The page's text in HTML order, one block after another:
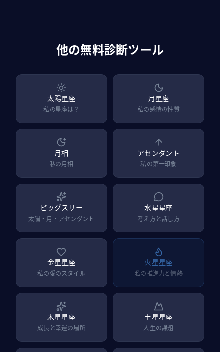
他の無料診断ツール
太陽星座
私の星座は？
月星座
私の感情の性質
月相
私の月相
アセンダント
私の第一印象
ビッグスリー
太陽・月・アセンダント
水星星座
考え方と話し方
金星星座
私の愛のスタイル
火星星座
私の推進力と情熱
木星星座
成長と幸運の場所
土星星座
人生の課題